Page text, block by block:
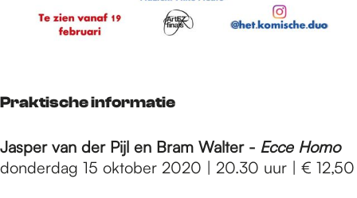
Praktische informatie
Jasper van der Pijl en Bram Walter - Ecce Homo
donderdag 15 oktober 2020 | 20.30 uur | € 12,50